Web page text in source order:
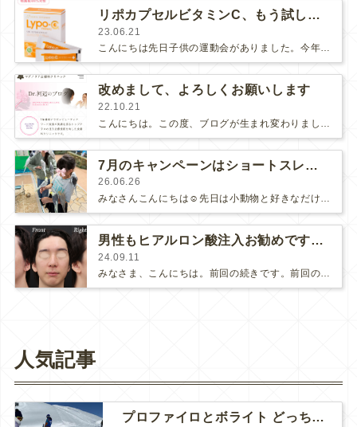
リポカプセルビタミンC、もう試しましたか？
23.06.21
こんにちは先日子供の運動会がありました。今年も炎天下の中の参観となりましたが、リポカプセルビタミンC（リポC）を朝、昼と１包ず…
改めまして、よろしくお願いします
22.10.21
7月のキャンペーンはショートスレッド！始まります✨
26.06.26
みなさんこんにちは☺️先日は小動物と好きなだけ触れ合える、お気に入りの場所に行ってきました♪こどものお気に入りはオカメインコたち…
男性もヒアルロン酸注入お勧めです！～後半～
24.09.11
みなさま、こんにちは。前回の続きです。前回のブログはこちら>>『男性もヒアルロン酸注入お勧めです！～前半～』今回…
人気記事
プロファイロとボライト どっちが良いですか？